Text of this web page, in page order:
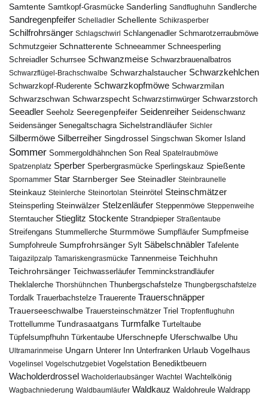
Samtente Samtkopf-Grasmücke Sanderling Sandflughuhn Sandlerche
Sandregenpfeifer Schelladler Schellente Schikrasperber
Schilfrohrsänger Schlagschwirl Schlangenadler Schmarotzerraubmöwe
Schmutzgeier Schnatterente Schneeammer Schneesperling
Schreiadler Schurrsee Schwanzmeise Schwarzbrauenalbatros
Schwarzflügel-Brachschwalbe Schwarzhalstaucher Schwarzkehlchen
Schwarzkopf-Ruderente Schwarzkopfmöwe Schwarzmilan
Schwarzschwan Schwarzspecht Schwarzstirnwürger Schwarzstorch
Seeadler Seeholz Seeregenpfeifer Seidenreiher Seidenschwanz
Seidensänger Senegaltschagra Sichelstrandläufer Sichler
Silbermöwe Silberreiher Singdrossel Singschwan Skomer Island
Sommer Sommergoldhähnchen Son Real Spatelraubmöwe
Spatzenplatz Sperber Sperbergrasmücke Sperlingskauz Spießente
Spornammer Star Starnberger See Steinadler Steinbraunelle
Steinkauz Steinlerche Steinortolan Steinrötel Steinschmätzer
Steinsperling Steinwälzer Stelzenläufer Steppenmöwe Steppenweihe
Sterntaucher Stieglitz Stockente Strandpieper Straßentaube
Streifengans Stummellerche Sturmmöwe Sumpfläufer Sumpfmeise
Sumpfohreule Sumpfrohrsänger Sylt Säbelschnäbler Tafelente
Taigazilpzalp Tamariskengrasmücke Tannenmeise Teichhuhn
Teichrohrsänger Teichwasserläufer Temminckstrandläufer
Theklalerche Thorshühnchen Thunbergschafstelze Thungbergschafstelze
Tordalk Trauerbachstelze Trauerente Trauerschnäpper
Trauerseeschwalbe Trauersteinschmätzer Triel Tropfenflughuhn
Trottellumme Tundrasaatgans Turmfalke Turteltaube
Tüpfelsumpfhuhn
Türkentaube Uferschnepfe Uferschwalbe Uhu
Ultramarinmeise Ungarn Unterer Inn Unterfranken Urlaub Vogelhaus
Vogelinsel Vogelschutzgebiet Vogelstation Benediktbeuern
Wacholderdrossel Wacholderlaubsänger Wachtel Wachtelkönig
Wagbachniederung Waldbaumläufer Waldkauz Waldohreule Waldrapp